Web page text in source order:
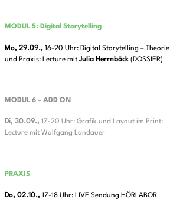
MODUL 5: Digital Storytelling
Mo, 29.09., 16-20 Uhr: Digital Storytelling – Theorie
und Praxis: Lecture mit Julia Herrnböck (DOSSIER)
MODUL 6 – ADD ON
Di, 30.09., 17-20 Uhr: Grafik und Layout im Print:
Lecture mit Wolfgang Landauer
PRAXIS
Do, 02.10., 17-18 Uhr: LIVE Sendung HÖRLABOR